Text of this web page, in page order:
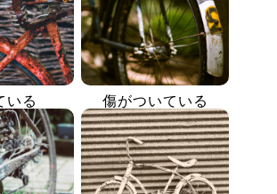
いる 傷がついている